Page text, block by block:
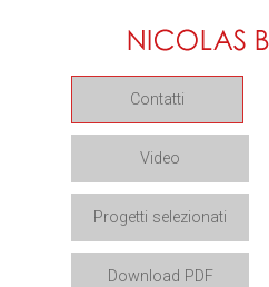
Contatti
Video
Progetti selezionati
Download PDF